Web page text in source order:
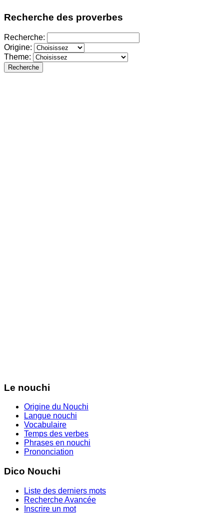
Recherche des proverbes
Recherche:
Origine:
Theme:
Recherche
Le nouchi
Origine du Nouchi
Langue nouchi
Vocabulaire
Temps des verbes
Phrases en nouchi
Prononciation
Dico Nouchi
Liste des derniers mots
Recherche Avancée
Inscrire un mot